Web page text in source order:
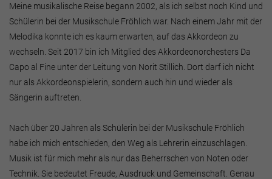
Meine musikalische Reise begann 2002, als ich selbst noch Kind und
Schülerin bei der Musikschule Fröhlich war. Nach einem Jahr mit der
Melodika konnte ich es kaum erwarten, auf das Akkordeon zu
wechseln. Seit 2017 bin ich Mitglied des Akkordeonorchesters Da
Capo al Fine unter der Leitung von Norit Stillich. Dort darf ich nicht
nur als Akkordeonspielerin, sondern auch hin und wieder als
Sängerin auftreten.
Nach über 20 Jahren als Schülerin bei der Musikschule Fröhlich
habe ich mich entschieden, den Weg als Lehrerin einzuschlagen.
Musik ist für mich mehr als nur das Beherrschen von Noten oder
Technik. Sie bedeutet Freude, Ausdruck und Gemeinschaft. Genau